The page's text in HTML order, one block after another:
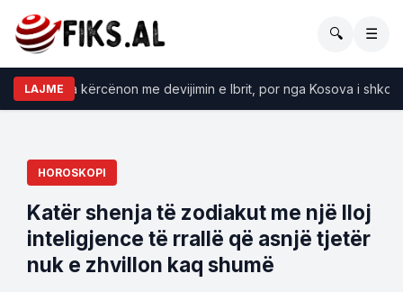
🔍 ☰
LAJME
Serbia kërcënon me devijimin e Ibrit, por nga Kosova i shkojnë
HOROSKOPI
Katër shenja të zodiakut me një lloj
inteligjence të rrallë që asnjë tjetër
nuk e zhvillon kaq shumë